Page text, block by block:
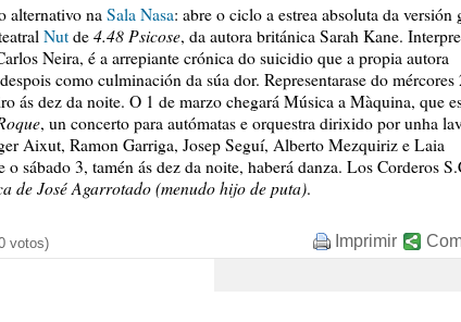
alternativo na Sala Nasa: abre o ciclo a estrea absoluta da versión
Nut de 4.48 Psicose, da autora británica Sarah Kane.
Neira, é a arrepiante crónica do suicidio que a propia autora
como culminación da súa dor. Representarase do mércores
ás dez da noite. O 1 de marzo chegará Música a Màquina, que
, un concerto para autómatas e orquestra dirixido por unha
Aixut, Ramon Garriga, Josep Seguí, Alberto Mezquiriz e Laia
o sábado 3, tamén ás dez da noite, haberá danza. Los Corderos
de José Agarrotado (menudo hijo de puta).
votos) Imprimir